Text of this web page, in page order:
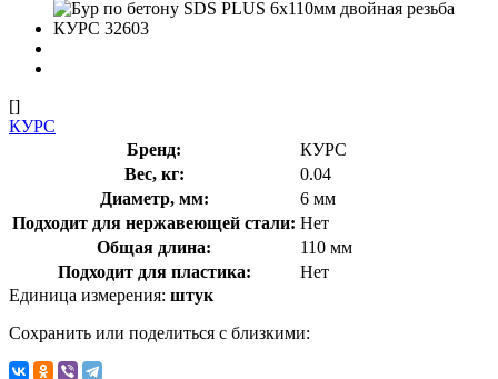
[]
КУРС
Бренд:
КУРС
Вес, кг:
0.04
Диаметр, мм:
6 мм
Подходит для нержавеющей стали: Нет
Общая длина:
110 мм
Подходит для пластика:
Нет
Единица измерения: штук
Сохранить или поделиться с близкими: